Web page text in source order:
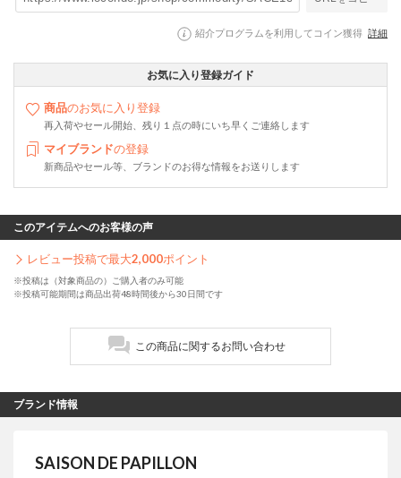
紹介プログラムを利用してコイン獲得 詳細
お気に入り登録ガイド
商品のお気に入り登録
再入荷やセール開始、残り１点の時にいち早くご連絡します
マイブランドの登録
新商品やセール等、ブランドのお得な情報をお送りします
このアイテムへのお客様の声
レビュー投稿で最大2,000ポイント
※投稿は（対象商品の）ご購入者のみ可能
※投稿可能期間は商品出荷48時間後から30日間です
この商品に関するお問い合わせ
ブランド情報
SAISON DE PAPILLON